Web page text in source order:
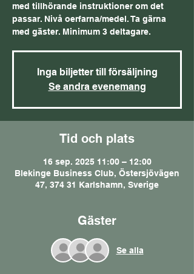
med tillhörande instruktioner om det
passar. Nivå oerfarna/medel. Ta gärna
med gäster. Minimum 3 deltagare.
Inga biljetter till försäljning
Se andra evenemang
Tid och plats
16 sep. 2025 11:00 – 12:00
Blekinge Business Club, Östersjövägen
47, 374 31 Karlshamn, Sverige
Gäster
Se alla